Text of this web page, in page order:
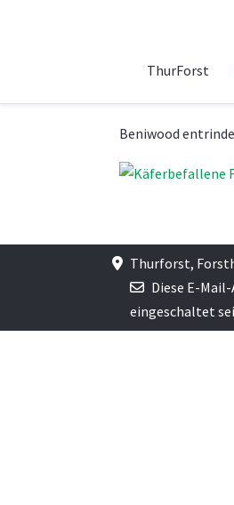
ThurForst
Beniwood
Thurforst,
Diese E-
eingeschaltet